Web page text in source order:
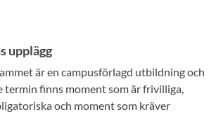
upplägg
är en campusförlagd utbildning och
termin finns moment som är frivilliga,
och moment som kräver